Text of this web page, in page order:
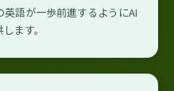
語が一歩前進するようにAI
ます。